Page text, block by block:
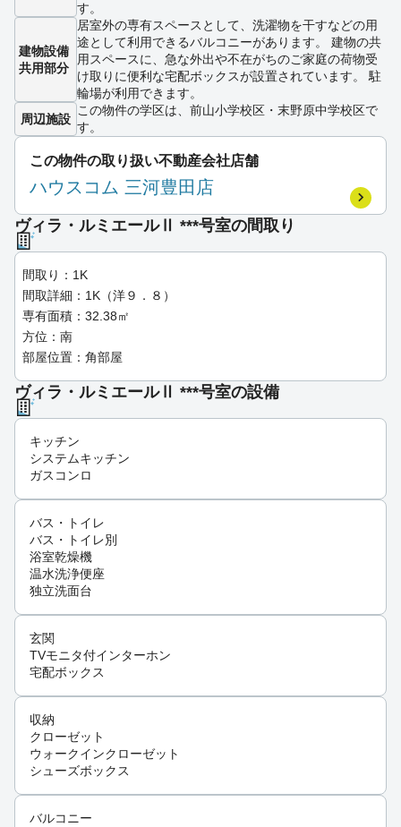
す。
建物設備
共用部分
居室外の専有スペースとして、洗濯物を干すなどの用
途として利用できるバルコニーがあります。 建物の共
用スペースに、急な外出や不在がちのご家庭の荷物受
け取りに便利な宅配ボックスが設置されています。 駐
輪場が利用できます。
周辺施設
この物件の学区は、前山小学校区・末野原中学校区で
す。
この物件の取り扱い不動産会社店舗
ハウスコム 三河豊田店
ヴィラ・ルミエールⅡ ***号室の間取り
間取り：1K
間取詳細：1K（洋９．８）
専有面積：32.38㎡
方位：南
部屋位置：角部屋
ヴィラ・ルミエールⅡ ***号室の設備
キッチン
システムキッチン
ガスコンロ
バス・トイレ
バス・トイレ別
浴室乾燥機
温水洗浄便座
独立洗面台
玄関
TVモニタ付インターホン
宅配ボックス
収納
クローゼット
ウォークインクローゼット
シューズボックス
バルコニー